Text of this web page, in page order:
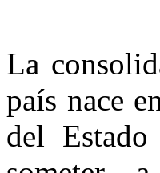
La
país nace
del